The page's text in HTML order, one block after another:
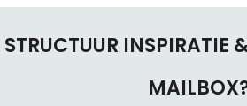
STRUCTUUR INSPIRATIE